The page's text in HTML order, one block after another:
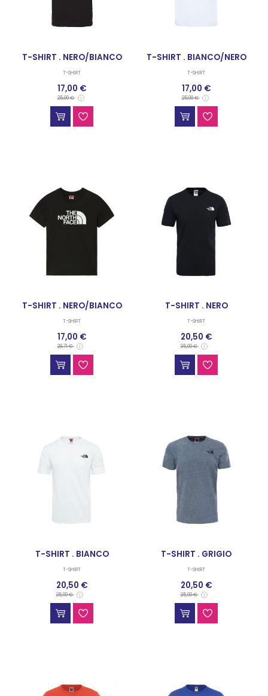
T-SHIRT . NERO/BIANCO
T-SHIRT
17,00 €
25,00 €
T-SHIRT . BIANCO/NERO
T-SHIRT
17,00 €
25,00 €
T-SHIRT . NERO/BIANCO
T-SHIRT
17,00 €
28,71 €
T-SHIRT . NERO
T-SHIRT
20,50 €
35,00 €
T-SHIRT . BIANCO
T-SHIRT
20,50 €
35,00 €
T-SHIRT . GRIGIO
T-SHIRT
20,50 €
35,00 €